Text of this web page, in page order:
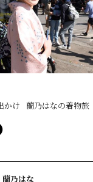
かけ
蘭乃はなの着物旅
蘭乃はな